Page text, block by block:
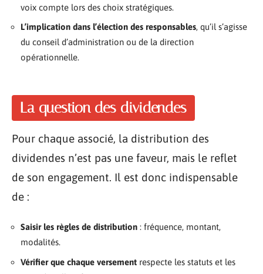
voix compte lors des choix stratégiques.
L’implication dans l’élection des responsables, qu’il s’agisse
du conseil d’administration ou de la direction
opérationnelle.
La question des dividendes
Pour chaque associé, la distribution des
dividendes n’est pas une faveur, mais le reflet
de son engagement. Il est donc indispensable
de :
Saisir les règles de distribution : fréquence, montant,
modalités.
Vérifier que chaque versement respecte les statuts et les